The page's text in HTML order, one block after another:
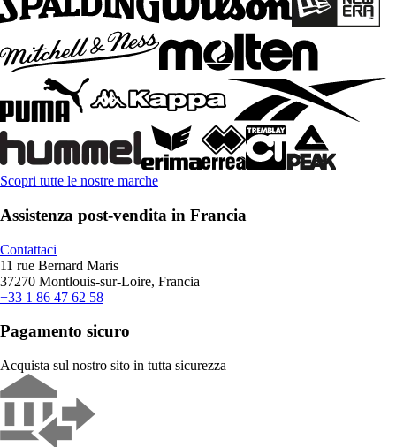
Scopri tutte le nostre marche
Assistenza post-vendita in Francia
Contattaci
11 rue Bernard Maris
37270 Montlouis-sur-Loire, Francia
+33 1 86 47 62 58
Pagamento sicuro
Acquista sul nostro sito in tutta sicurezza